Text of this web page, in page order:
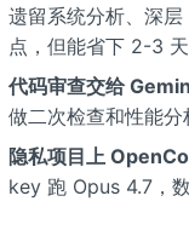
遗留系统分析、深
点，但能省下 2-3
代码审查交给
做二次检查和性能分
隐私项目上
key 跑 Opus 4.7，